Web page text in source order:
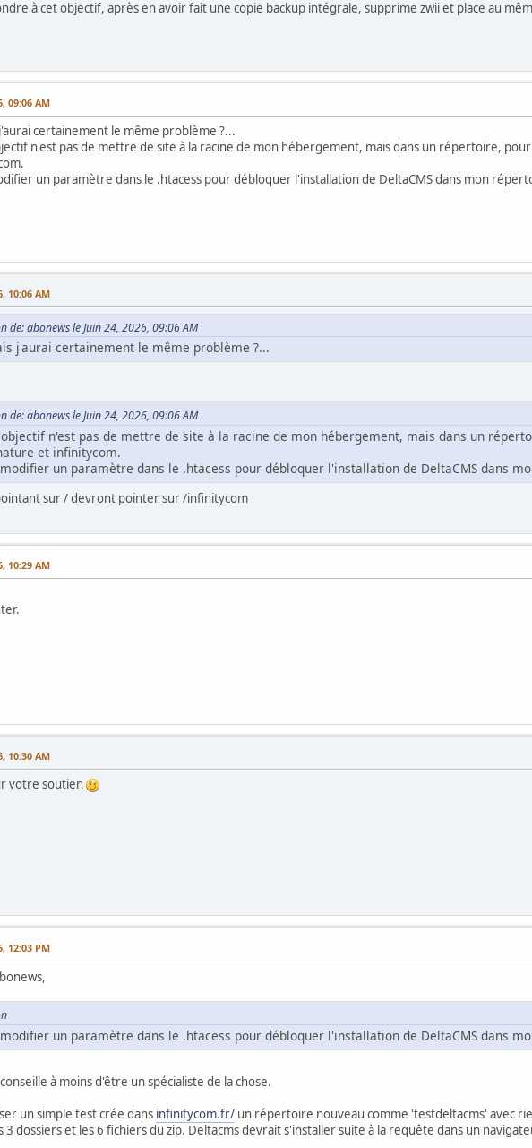
à cet objectif, après en avoir fait une copie backup intégrale, supprime zwii et place au
09:06 AM
certainement le même problème ?...
n'est pas de mettre de site à la racine de mon hébergement, mais dans un répertoire,
un paramètre dans le .htacess pour débloquer l'installation de DeltaCMS dans mon
10:06 AM
de: abonews le Juin 24, 2026, 09:06 AM
j'aurai certainement le même problème ?...
de: abonews le Juin 24, 2026, 09:06 AM
n'est pas de mettre de site à la racine de mon hébergement, mais dans un
et infinitycom.
un paramètre dans le .htacess pour débloquer l'installation de DeltaCMS dans
sur / devront pointer sur /infinitycom
10:29 AM
10:30 AM
votre soutien
12:03 PM
un paramètre dans le .htacess pour débloquer l'installation de DeltaCMS dans
à moins d'être un spécialiste de la chose.
un simple test crée dans infinitycom.fr/un répertoire nouveau comme 'testdeltacms' avec
3 dossiers et les 6 fichiers du zip. Deltacms devrait s'installer suite à la requête dans un